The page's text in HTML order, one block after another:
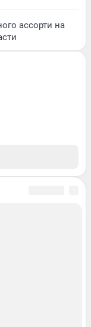
ассорти на